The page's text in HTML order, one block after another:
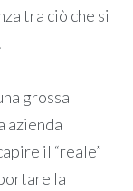
tra ciò che si
grossa
azienda
il “reale”
la